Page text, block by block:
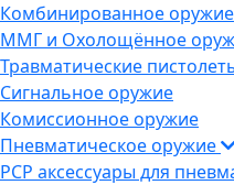
Комбинированное оружие
ММГ и Охолощённое
Травматические
Сигнальное оружие
Комиссионное оружие
Пневматическое оружие
PCP аксессуары для